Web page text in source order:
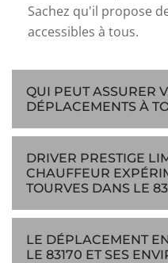
Sachez qu'il propose
accessibles à tous.
QUI PEUT ASSURER
DÉPLACEMENTS À
DRIVER PRESTIGE
CHAUFFEUR
TOURVES DANS LE
LE DÉPLACEMENT
LE 83170 ET SES